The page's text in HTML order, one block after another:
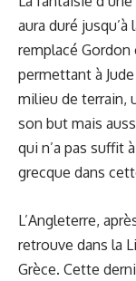
aura duré
remplacé Gordon
permettant à
milieu de terrain,
son but mais
qui n’a pas suffit
grecque dans
L’Angleterre,
retrouve dans la
Grèce. Cette